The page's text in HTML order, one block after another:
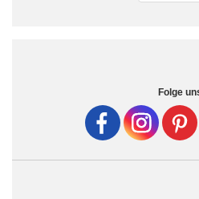
Folge